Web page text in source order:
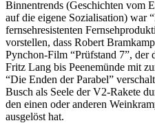
Binnentrends (Geschichten vom
auf die eigene Sozialisation) war
fernsehresistenten
vorstellen, dass Robert
Pynchon-Film “Prüfstand 7”, der
Fritz Lang bis Peenemünde mit
“Die Enden der Parabel”
Busch als Seele der V2-Rakete
den einen oder anderen
ausgelöst hat.